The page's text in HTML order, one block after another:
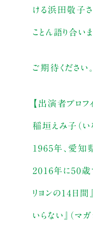
ける浜田敬子さ
ことん語り合いま
ご期待ください。
【出演者プロフ
稲垣えみ子（い
1965年、愛知
2016年に50歳
リヨンの14日間
いらない』（マ